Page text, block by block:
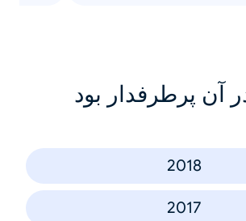
آن پرطرفدار بود
2018
2017